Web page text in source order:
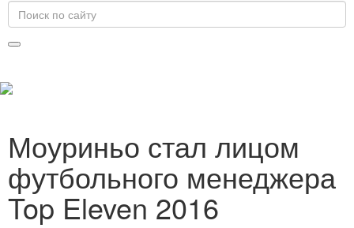
Моуриньо стал лицом
футбольного менеджера
Top Eleven 2016